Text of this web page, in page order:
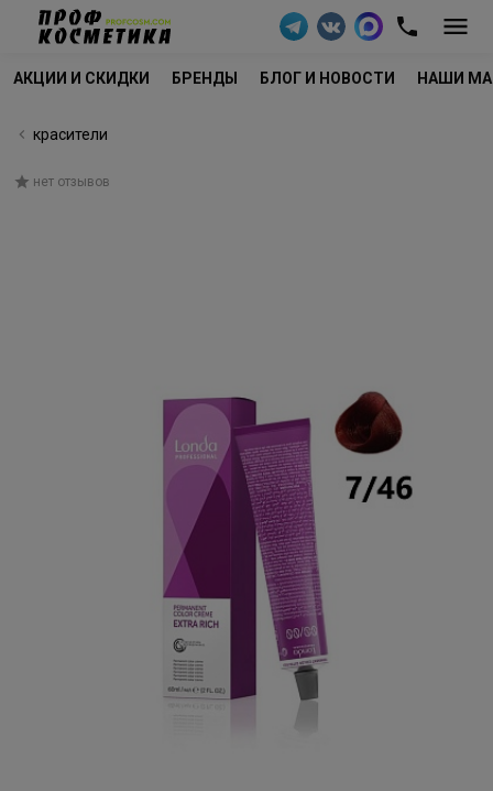
АКЦИИ И СКИДКИ БРЕНДЫ БЛОГ И НОВОСТИ НАШИ
красители
нет отзывов